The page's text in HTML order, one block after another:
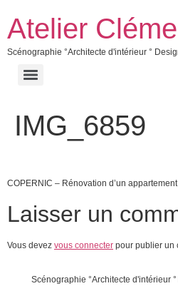
Atelier
Scénographie °Architecte d'intérieur °
IMG_6859
COPERNIC – Rénovation d’un
Laisser un
Vous devez vous connecter pour publier un
Scénographie °Architecte d'intérieur